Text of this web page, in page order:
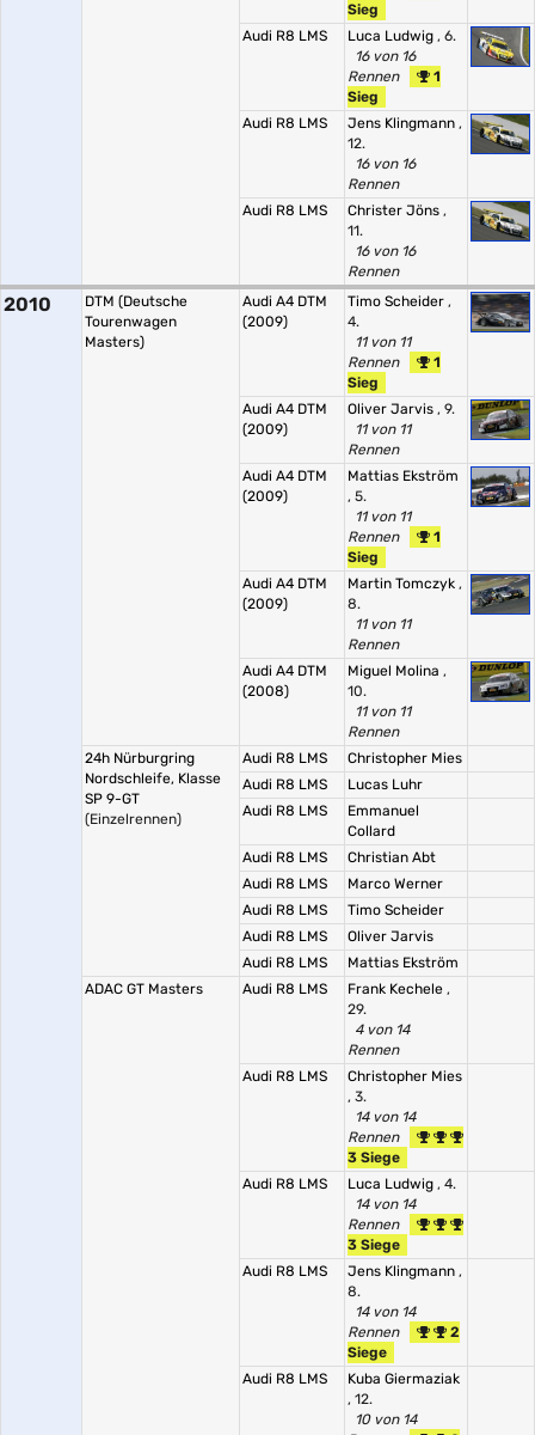
Sieg
Audi R8 LMS
Luca Ludwig , 6.
16 von 16
Rennen
1
Sieg
Audi R8 LMS
Jens Klingmann ,
12.
16 von 16
Rennen
Audi R8 LMS
Christer Jöns ,
11.
16 von 16
Rennen
2010
DTM (Deutsche
Tourenwagen
Masters)
Audi A4 DTM
(2009)
Timo Scheider ,
4.
11 von 11
Rennen
1
Sieg
Audi A4 DTM
(2009)
Oliver Jarvis , 9.
11 von 11
Rennen
Audi A4 DTM
(2009)
Mattias Ekström
, 5.
11 von 11
Rennen
1
Sieg
Audi A4 DTM
(2009)
Martin Tomczyk ,
8.
11 von 11
Rennen
Audi A4 DTM
(2008)
Miguel Molina ,
10.
11 von 11
Rennen
24h Nürburgring
Nordschleife, Klasse
SP 9-GT
(Einzelrennen)
Audi R8 LMS
Christopher Mies
Audi R8 LMS
Lucas Luhr
Audi R8 LMS
Emmanuel
Collard
Audi R8 LMS
Christian Abt
Audi R8 LMS
Marco Werner
Audi R8 LMS
Timo Scheider
Audi R8 LMS
Oliver Jarvis
Audi R8 LMS
Mattias Ekström
ADAC GT Masters
Audi R8 LMS Frank Kechele ,
29.
4 von 14
Rennen
Audi R8 LMS
Christopher Mies
, 3.
14 von 14
Rennen
3 Siege
Audi R8 LMS
Luca Ludwig , 4.
14 von 14
Rennen
3 Siege
Audi R8 LMS
Jens Klingmann ,
8.
14 von 14
Rennen
2
Siege
Audi R8 LMS
Kuba Giermaziak
, 12.
10 von 14